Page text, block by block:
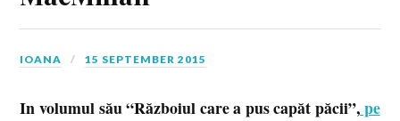
IOANA 15 SEPTEMBER 2015
In volumul său “Războiul care a pus capăt păcii”,pe